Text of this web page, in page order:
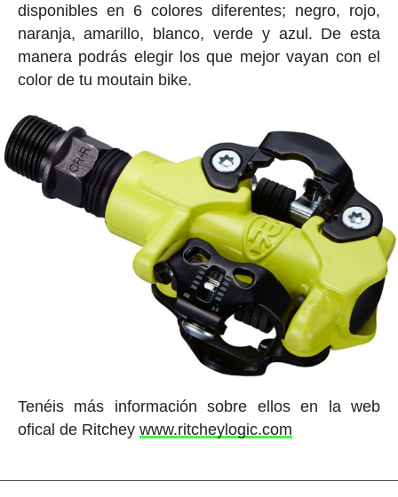
disponibles en 6 colores diferentes; negro, rojo,
naranja, amarillo, blanco, verde y azul. De esta
manera podrás elegir los que mejor vayan con el
color de tu moutain bike.
Tenéis más información sobre ellos en la web
ofical de Ritchey www.ritcheylogic.com